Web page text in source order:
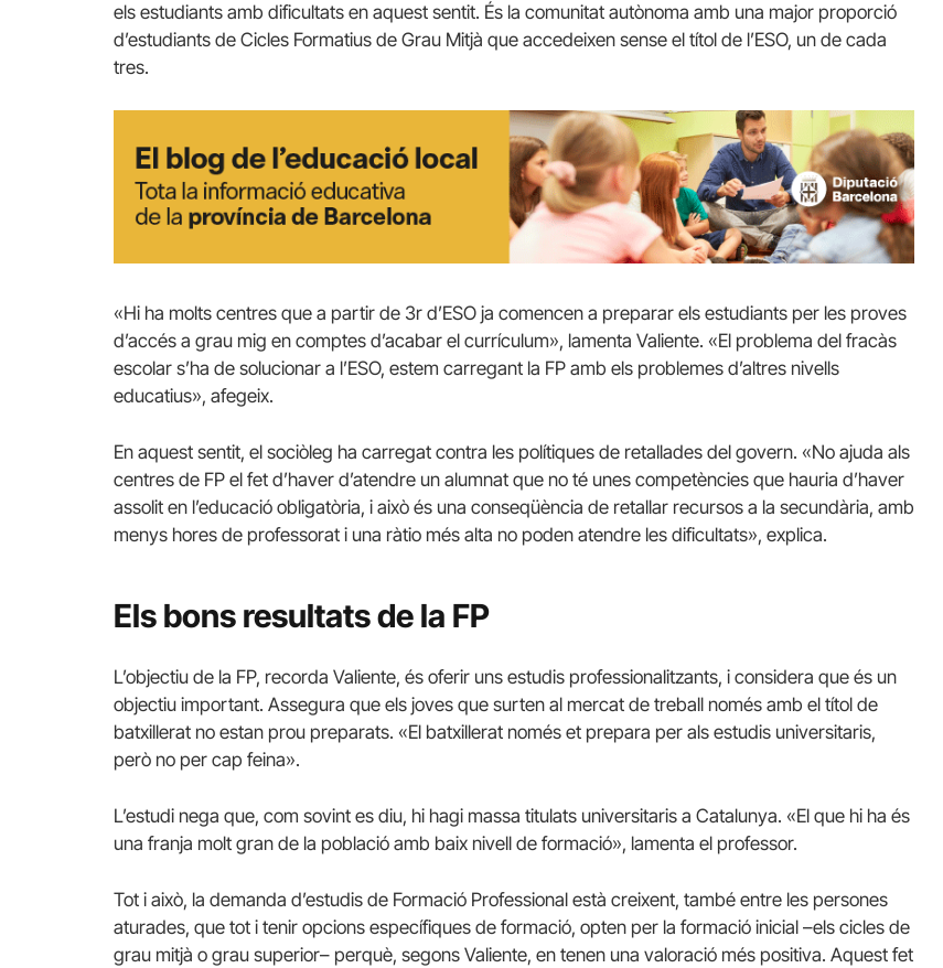
els estudiants amb dificultats en aquest sentit. És la comunitat autònoma amb una major proporció
d’estudiants de Cicles Formatius de Grau Mitjà que accedeixen sense el títol de l’ESO, un de cada
tres.
«Hi ha molts centres que a partir de 3r d’ESO ja comencen a preparar els estudiants per les proves
d’accés a grau mig en comptes d’acabar el currículum», lamenta Valiente. «El problema del fracàs
escolar s’ha de solucionar a l’ESO, estem carregant la FP amb els problemes d’altres nivells
educatius», afegeix.
En aquest sentit, el sociòleg ha carregat contra les polítiques de retallades del govern. «No ajuda als
centres de FP el fet d’haver d’atendre un alumnat que no té unes competències que hauria d’haver
assolit en l’educació obligatòria, i això és una conseqüència de retallar recursos a la secundària, amb
menys hores de professorat i una ràtio més alta no poden atendre les dificultats», explica.
Els bons resultats de la FP
L’objectiu de la FP, recorda Valiente, és oferir uns estudis professionalitzants, i considera que és un
objectiu important. Assegura que els joves que surten al mercat de treball només amb el títol de
batxillerat no estan prou preparats. «El batxillerat només et prepara per als estudis universitaris,
però no per cap feina».
L’estudi nega que, com sovint es diu, hi hagi massa titulats universitaris a Catalunya. «El que hi ha és
una franja molt gran de la població amb baix nivell de formació», lamenta el professor.
Tot i això, la demanda d’estudis de Formació Professional està creixent, també entre les persones
aturades, que tot i tenir opcions específiques de formació, opten per la formació inicial –els cicles de
grau mitjà o grau superior– perquè, segons Valiente, en tenen una valoració més positiva. Aquest fet